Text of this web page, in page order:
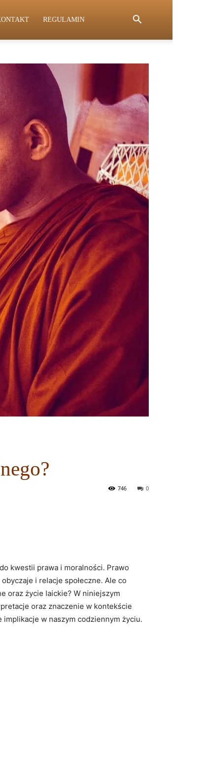
REGULAMIN
0
746
kwestii prawa i moralności. ⁤Prawo‌
i relacje społeczne. Ale co​
‍oraz życie⁣ laickie?‌ W‌ niniejszym
oraz znaczenie w ‍kontekście
w⁣ naszym ⁣codziennym życiu.